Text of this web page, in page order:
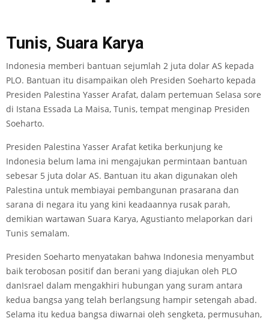
Tunis, Suara Karya
Indonesia memberi bantuan sejumlah 2 juta dolar AS kepada
PLO. Bantuan itu disampaikan oleh Presiden Soeharto kepada
Presiden Palestina Yasser Arafat, dalam pertemuan Selasa sore
di Istana Essada La Maisa, Tunis, tempat menginap Presiden
Soeharto.
Presiden Palestina Yasser Arafat ketika berkunjung ke
Indonesia belum lama ini mengajukan permintaan bantuan
sebesar 5 juta dolar AS. Bantuan itu akan digunakan oleh
Palestina untuk membiayai pembangunan prasarana dan
sarana di negara itu yang kini keadaannya rusak parah,
demikian wartawan Suara Karya, Agustianto melaporkan dari
Tunis semalam.
Presiden Soeharto menyatakan bahwa Indonesia menyambut
baik terobosan positif dan berani yang diajukan oleh PLO
danIsrael dalam mengakhiri hubungan yang suram antara
kedua bangsa yang telah berlangsung hampir setengah abad.
Selama itu kedua bangsa diwarnai oleh sengketa, permusuhan,